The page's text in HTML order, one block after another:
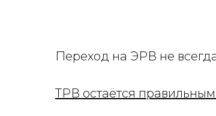
Переход на ЭРВ не
ТРВ остаётся